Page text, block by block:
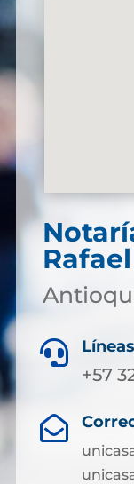
Rafael

+57
